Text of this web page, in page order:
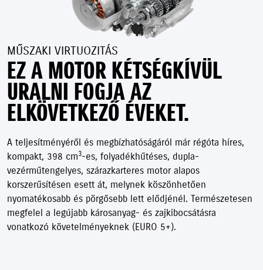
MŰSZAKI VIRTUOZITÁS
EZ A MOTOR KÉTSÉGKÍVÜL
URALNI FOGJA AZ
ELKÖVETKEZŐ ÉVEKET.
A teljesítményéről és megbízhatóságáról már régóta híres,
kompakt, 398 cm3-es, folyadékhűtéses, dupla-
vezérműtengelyes, szárazkarteres motor alapos
korszerűsítésen esett át, melynek köszönhetően
nyomatékosabb és pörgősebb lett elődjénél. Természetesen
megfelel a legújabb károsanyag- és zajkibocsátásra
vonatkozó követelményeknek (EURO 5+).